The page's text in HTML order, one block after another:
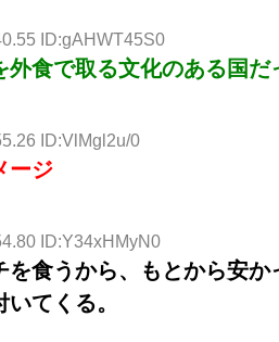
ID:gAHWT45S0
食で取る文化のある国だ
ID:VlMgl2u/0
ージ
ID:Y34xHMyN0
食うから、もとから安か
てくる。